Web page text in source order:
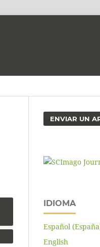
ENVIAR UN
IDIOMA
Español
English